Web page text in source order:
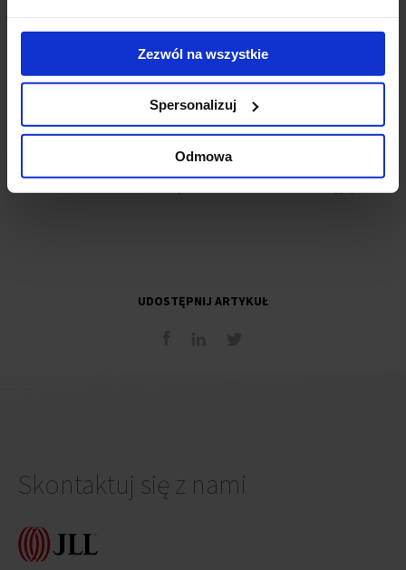
Zezwól na wszystkie
Spersonalizuj
Odmowa
powstających, jak już istniejących (LEED Accredited Professional,
International BREEAM Assessor, BREEAM In-Use Auditor).
Regina ukończyła Wydział Inżynierii Środowiska Politechniki
Krakowskiej oraz studia podyplomowe w zakresie Klimatyzacji i
Chłodnictwa na Politechnice Warszawskiej.
UDOSTĘPNIJ ARTYKUŁ
Skontaktuj się z nami